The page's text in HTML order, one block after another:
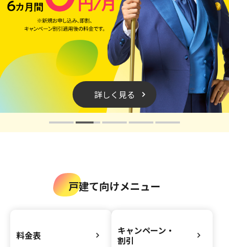
詳しく見る
戸建て向けメニュー
料金表
キャンペーン・
割引